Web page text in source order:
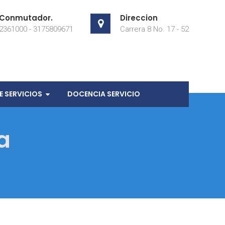
- 3175809671
Direccion
Carrera 8 No. 17 - 52
SERVICIOS DOCENCIA SERVICIO